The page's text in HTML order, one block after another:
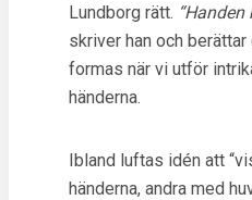
Lundborg rätt.
skriver han och
formas när vi utför
händerna.
Ibland luftas idén att
händerna, andra med